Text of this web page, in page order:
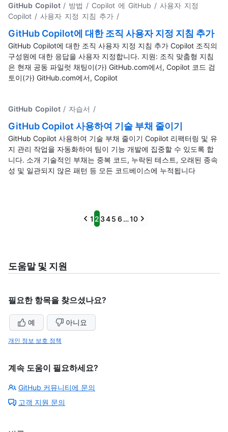
GitHub Copilot / 방법 / Copilot 에 GitHub / 사용자 지정
Copilot / 사용자 지정 지침 추가 /
GitHub Copilot에 대한 조직 사용자 지정 지침 추가
GitHub Copilot에 대한 조직 사용자 지정 지침 추가 Copilot 조직의
구성원에 대한 응답을 사용자 지정합니다. 지원: 조직 맞춤형 지침
은 현재 공동 파일럿 채팅이(가) GitHub.com에서, Copilot 코드 검
토이(가) GitHub.com에서, Copilot
GitHub Copilot / 자습서 /
GitHub Copilot 사용하여 기술 부채 줄이기
GitHub Copilot 사용하여 기술 부채 줄이기 Copilot 리팩터링 및 유
지 관리 작업을 자동화하여 팀이 기능 개발에 집중할 수 있도록 합
니다. 소개 기술적인 부채는 중복 코드, 누락된 테스트, 오래된 종속
성 및 일관되지 않은 패턴 등 모든 코드베이스에 누적됩니다
Previous
1 2 345 6 …10 Next
도움말 및 지원
필요한 항목을 찾으셨나요?
예 아니요
개인 정보 보호 정책
계속 도움이 필요하세요?
GitHub 커뮤니티에 문의
고객 지원 문의